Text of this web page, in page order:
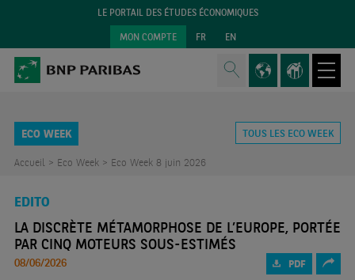
LE PORTAIL DES ÉTUDES ÉCONOMIQUES
MON COMPTE FR EN
ECO WEEK TOUS LES ECO WEEK
Accueil > Eco Week > Eco Week 8 juin 2026
EDITO
LA DISCRÈTE MÉTAMORPHOSE DE L’EUROPE, PORTÉE
PAR CINQ MOTEURS SOUS-ESTIMÉS
08/06/2026 PDF